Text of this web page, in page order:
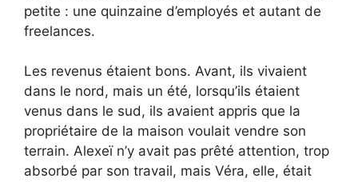
petite : une quinzaine d’employés et autant de
freelances.
Les revenus étaient bons. Avant, ils vivaient
dans le nord, mais un été, lorsqu’ils étaient
venus dans le sud, ils avaient appris que la
propriétaire de la maison voulait vendre son
terrain. Alexeï n’y avait pas prêté attention, trop
absorbé par son travail, mais Véra, elle, était